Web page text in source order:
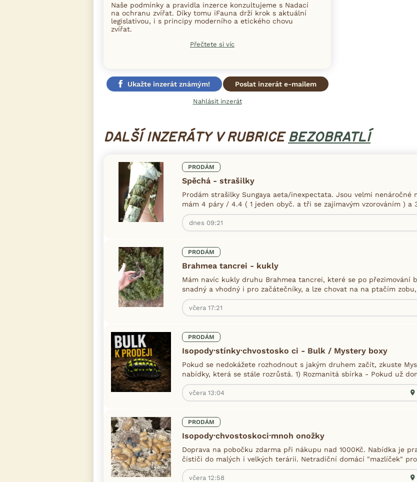
Naše podmínky a pravidla inzerce konzultujeme s Nadací
na ochranu zvířat. Díky tomu iFauna drží krok s aktuální
legislativou, i s principy moderního a etického chovu
zvířat.
Přečtete si víc
Ukažte inzerát známým! Poslat inzerát e-mailem
Nahlásit inzerát
DALŠÍ INZERÁTY V RUBRICE BEZOBRATLÍ
PRODÁM
Spěchá - strašilky
Prodám strašilky Sungaya aeta/inexpectata. Jsou velmi
mám 4 páry / 4.4 ( 1 jeden obyč. a tři se zajímavým vzorováním ) a
dnes 09:21
PRODÁM
Brahmea tancrei - kukly
Mám navíc kukly druhu Brahmea tancrei, které se po přezimování
snadný a vhodný i pro začátečníky, a lze chovat na na ptačím
včera 17:21
PRODÁM
Isopody·stínky·chvostosko ci - Bulk / Mystery boxy
Pokud se nedokážete rozhodnout s jakým druhem začít, zkuste
nabídky, která se stále rozrůstá. 1) Rozmanitá sbírka - Pokud už
včera 13:04
PRODÁM
Isopody·chvostoskoci·mnoh onožky
Doprava na pobočku zdarma při nákupu nad 1000Kč. Nabídka je
čističi do malých i velkých terárii. Netradiční domácí "mazlíček"
včera 12:58